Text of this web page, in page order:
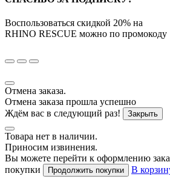
Воспользоваться скидкой 20% на
RHINO RESCUE можно по промокоду
Отмена заказа.
Отмена заказа прошла успешно
Ждём вас в следующий раз!
Закрыть
Товара нет в наличии.
Приносим извинения.
Вы можете перейти к оформлению
покупки
Продолжить покупки В